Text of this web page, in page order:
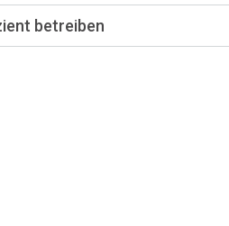
betreiben